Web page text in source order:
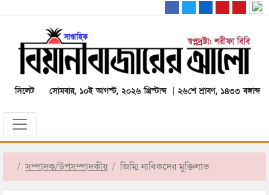
সিলেট সোমবার, ১০ই আগস্ট, ২০২৬ খ্রিস্টাব্দ | ২৬শে শ্রাবণ, ১৪৩৩ বঙ্গাব্দ
সম্পাদক/উপসম্পাদকীয় জিম্মি নাবিকদের মুক্তিলাভ